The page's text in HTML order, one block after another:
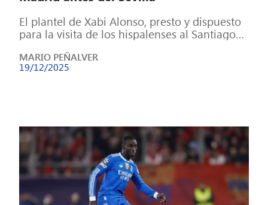
El plantel de Xabi Alonso, presto y dispuesto
para la visita de los hispalenses al Santiago
MARIO PEÑALVER
19/12/2025